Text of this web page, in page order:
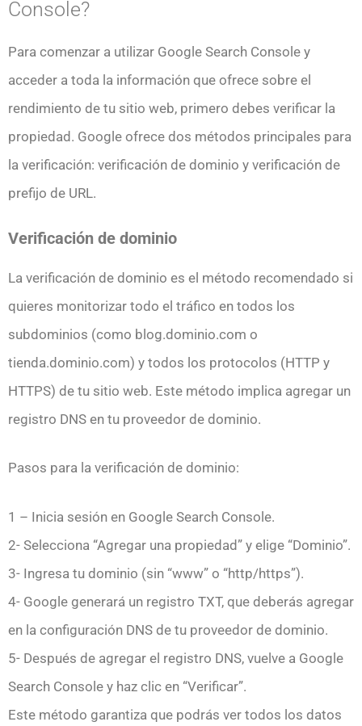
Console?
Para comenzar a utilizar Google Search Console y
acceder a toda la información que ofrece sobre el
rendimiento de tu sitio web, primero debes verificar la
propiedad. Google ofrece dos métodos principales para
la verificación: verificación de dominio y verificación de
prefijo de URL.
Verificación de dominio
La verificación de dominio es el método recomendado si
quieres monitorizar todo el tráfico en todos los
subdominios (como blog.dominio.com o
tienda.dominio.com) y todos los protocolos (HTTP y
HTTPS) de tu sitio web. Este método implica agregar un
registro DNS en tu proveedor de dominio.
Pasos para la verificación de dominio:
1 – Inicia sesión en Google Search Console.
2- Selecciona “Agregar una propiedad” y elige “Dominio”.
3- Ingresa tu dominio (sin “www” o “http/https”).
4- Google generará un registro TXT, que deberás agregar
en la configuración DNS de tu proveedor de dominio.
5- Después de agregar el registro DNS, vuelve a Google
Search Console y haz clic en “Verificar”.
Este método garantiza que podrás ver todos los datos